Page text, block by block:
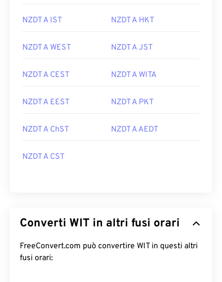
NZDT A IST NZDT A HKT
NZDT A WEST NZDT A JST
NZDT A CEST NZDT A WITA
NZDT A EEST NZDT A PKT
NZDT A ChST NZDT A AEDT
NZDT A CST
Converti WIT in altri fusi orari
FreeConvert.com può convertire WIT in questi altri
fusi orari: